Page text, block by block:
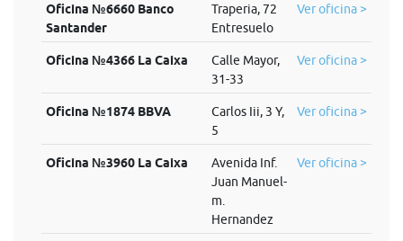
Oficina №6660 Banco
Santander
Traperia, 72
Entresuelo
Ver oficina >
Oficina №4366 La Caixa
Calle Mayor,
31-33
Ver oficina >
Oficina №1874 BBVA
Carlos Iii, 3 Y,
5
Ver oficina >
Oficina №3960 La Caixa
Avenida Inf.
Juan Manuel-
m.
Hernandez
Ver oficina >